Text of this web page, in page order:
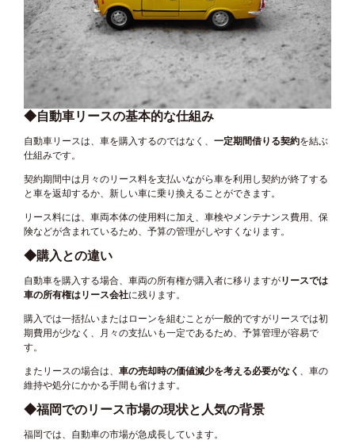
◆自動車リースの基本的な仕組み
自動車リースは、車を購入するのではなく、 一定期間借りる契約を結ぶ
仕組みです。
契約期間中は月々のリース料を支払いながら車を利用し契約が終了する
と車を返却するか、新しい車に乗り換えることができます。
リース料には、車両本体の使用料に加え、車検やメンテナンス費用、保
険などが含まれているため、予算の管理がしやすくなります。
◆購入との違い
自動車を購入する場合、車両の所有権が購入者に移りますがリースでは
車の所有権はリース会社に残ります。
購入では一括払いまたはローンを組むことが一般的ですがリースでは初
期費用が少なく、月々の支払いも一定であるため、予算管理が容易で
す。
またリースの場合は、 車の売却時の価値減少を考える必要がなく 、車の
維持や処分にかかる手間も省けます。
◆福岡でのリース市場の現状と人気の背景
福岡では、自動車の市場が急成長しています。